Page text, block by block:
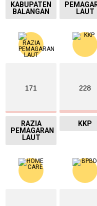
KABUPATEN
BALANGAN
LAUT
171
RAZIA
PEMAGARAN
LAUT
228
KKP